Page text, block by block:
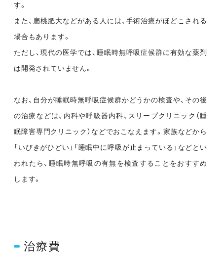
す。
また、扁桃肥大などがある人には、手術治療がほどこされる
場合もあります。
ただし、現代の医学では、睡眠時無呼吸症候群に有効な薬剤
は開発されていません。
なお、自分が睡眠時無呼吸症候群かどうかの検査や、その後
の治療などは、内科や呼吸器内科、スリープクリニック（睡
眠障害専門クリニック）などでおこなえます。家族などから
「いびきがひどい」「睡眠中に呼吸が止まっている」などとい
われたら、睡眠時無呼吸の有無を検査することをおすすめ
します。
治療費